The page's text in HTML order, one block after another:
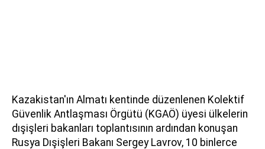
Kazakistan'ın Almatı kentinde düzenlenen Kolektif
Güvenlik Antlaşması Örgütü (KGAÖ) üyesi ülkelerin
dışişleri bakanları toplantısının ardından konuşan
Rusya Dışişleri Bakanı Sergey Lavrov, 10 binlerce